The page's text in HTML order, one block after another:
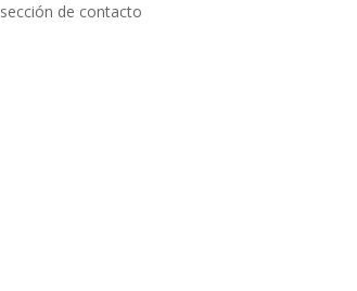
sección de contacto